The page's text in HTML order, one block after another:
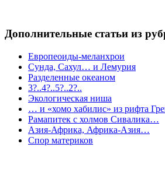
Дополнительные статьи из
Европеоиды-меланхрои
Сунда, Сахул… и Лемурия
Разделенные океаном
3?..4?..5?..2?..
Экологическая ниша
… и «хомо хабилис» из рифта
Рамапитек с холмов Сивалика…
Азия-Африка, Африка-Азия…
Спор материков